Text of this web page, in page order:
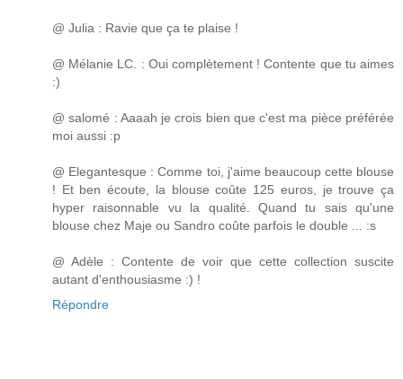
@ Julia : Ravie que ça te plaise !
@ Mélanie LC. : Oui complètement ! Contente que tu aimes
:)
@ salomé : Aaaah je crois bien que c'est ma pièce préférée
moi aussi :p
@ Elegantesque : Comme toi, j'aime beaucoup cette blouse
! Et ben écoute, la blouse coûte 125 euros, je trouve ça
hyper raisonnable vu la qualité. Quand tu sais qu'une
blouse chez Maje ou Sandro coûte parfois le double ... :s
@ Adèle : Contente de voir que cette collection suscite
autant d'enthousiasme :) !
Répondre